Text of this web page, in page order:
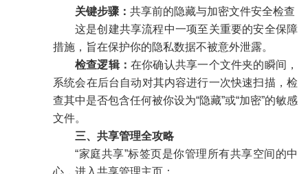
关键步骤： 共享前的隐藏与加密文件安全检查
这是创建共享流程中一项至关重要的安全保障
措施，旨在保护你的隐私数据不被意外泄露。
检查逻辑：在你确认共享一个文件夹的瞬间，
系统会在后台自动对其内容进行一次快速扫描，检
查其中是否包含任何被你设为“隐藏”或“加密”的敏感
文件。
三、共享管理全攻略
“家庭共享”标签页是你管理所有共享空间的中
心，进入共享管理主页：